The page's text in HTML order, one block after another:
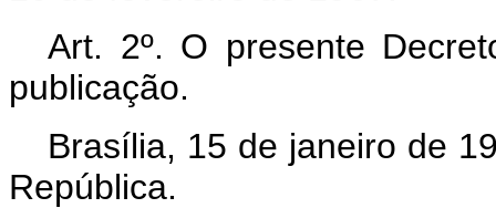
Art. 2º. O presente
publicação.
Brasília, 15 de janeiro de
República.